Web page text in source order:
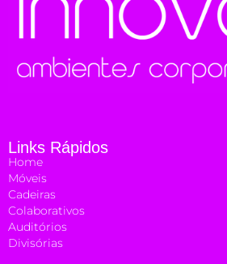
Links Rápidos
Home
Móveis
Cadeiras
Colaborativos
Auditórios
Divisórias